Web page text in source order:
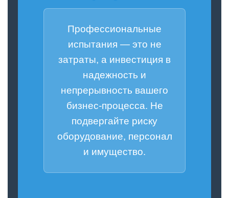
Профессиональные
испытания — это не
затраты, а инвестиция в
надежность и
непрерывность вашего
бизнес-процесса. Не
подвергайте риску
оборудование, персонал
и имущество.